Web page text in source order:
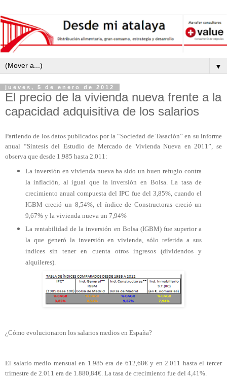
▼
jueves, 5 de enero de 2012
El precio de la vivienda nueva frente a la
capacidad adquisitiva de los salarios
Partiendo de los datos publicados por la “Sociedad de Tasación” en su informe
anual “Síntesis del Estudio de Mercado de Vivienda Nueva en 2011”, se
observa que desde 1.985 hasta 2.011:
La inversión en vivienda nueva ha sido un buen refugio contra
la inflación, al igual que la inversión en Bolsa. La tasa de
crecimiento anual compuesta del IPC fue del 3,85%, cuando el
IGBM creció un 8,54%, el índice de Constructoras creció un
9,67% y la vivienda nueva un 7,94%
La rentabilidad de la inversión en Bolsa (IGBM) fue superior a
la que generó la inversión en vivienda, sólo referida a sus
índices sin tener en cuenta otros ingresos (dividendos y
alquileres).
¿Cómo evolucionaron los salarios medios en España?
El salario medio mensual en 1.985 era de 612,68€ y en 2.011 hasta el tercer
trimestre de 2.011 era de 1.880,84€. La tasa de crecimiento fue del 4,41%.